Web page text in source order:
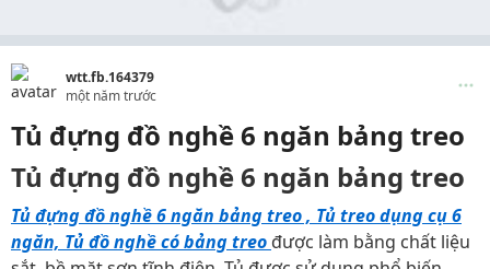
wtt.fb.164379
một năm trước
Tủ đựng đồ nghề 6 ngăn bảng treo
Tủ đựng đồ nghề 6 ngăn bảng treo
Tủ đựng đồ nghề 6 ngăn bảng treo , Tủ treo dụng cụ 6
ngăn, Tủ đồ nghề có bảng treo được làm bằng chất liệu